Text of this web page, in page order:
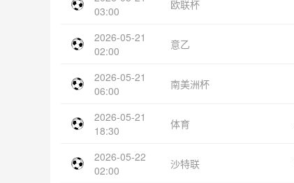
03:00
欧联杯
2026-05-21
02:00
意乙
2026-05-21
06:00
南美洲杯
2026-05-21
18:30
体育
2026-05-22
02:00
沙特联